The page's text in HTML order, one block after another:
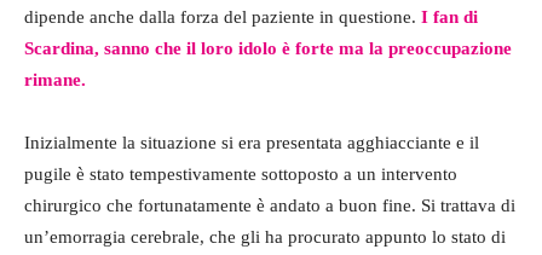
dipende anche dalla forza del paziente in questione. I fan di
Scardina, sanno che il loro idolo è forte ma la preoccupazione
rimane.
Inizialmente la situazione si era presentata agghiacciante e il
pugile è stato tempestivamente sottoposto a un intervento
chirurgico che fortunatamente è andato a buon fine. Si trattava di
un’emorragia cerebrale, che gli ha procurato appunto lo stato di